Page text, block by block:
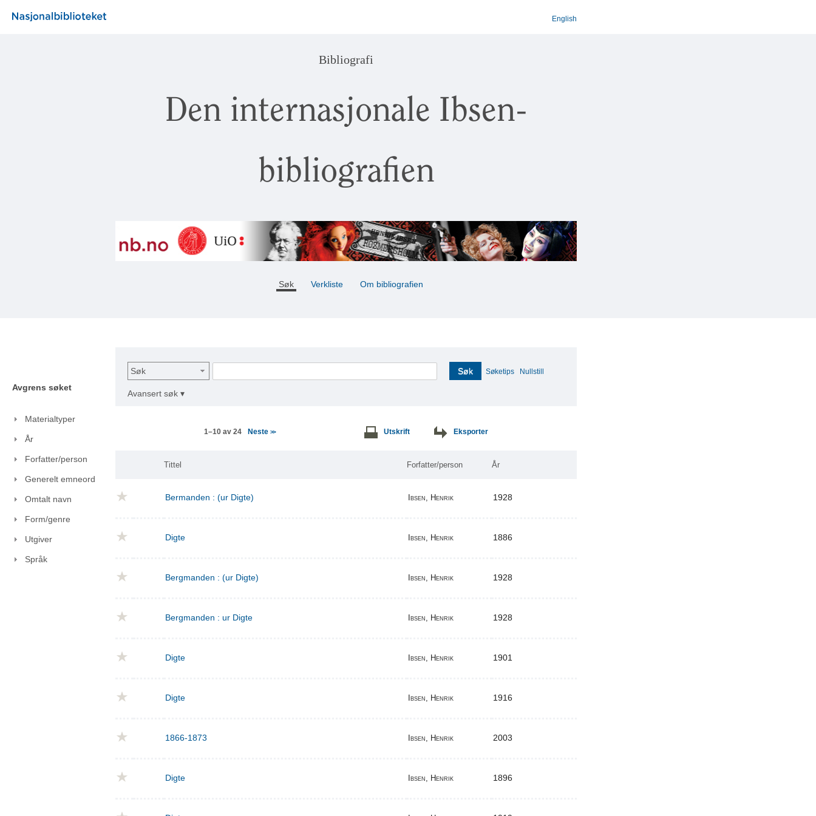
English
Bibliografi
Den internasjonale Ibsen-
bibliografien
Søk Verkliste Om bibliografien
Avgrens søket
Materialtyper
År
Forfatter/person
Generelt emneord
Omtalt navn
Form/genre
Utgiver
Språk
Søk Søk Søketips Nullstill
Avansert søk ▾
1–10 av 24 Neste>> Utskrift Eksporter
Tittel Forfatter/person År
Bermanden : (ur Digte) Ibsen, Henrik 1928
Digte Ibsen, Henrik 1886
Bergmanden : (ur Digte) Ibsen, Henrik 1928
Bergmanden : ur Digte Ibsen, Henrik 1928
Digte Ibsen, Henrik 1901
Digte Ibsen, Henrik 1916
1866-1873 Ibsen, Henrik 2003
Digte Ibsen, Henrik 1896